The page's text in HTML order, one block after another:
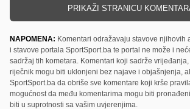
PRIKAŽI STRANICU
NAPOMENA: Komentari odražavaju stavove njihovih
i stavove portala SportSport.ba te portal ne može i
sadržaj tih kometara. Komentari koji sadrže
riječnik mogu biti uklonjeni bez najave i objašnjenja,
SportSport.ba da obriše sve komentare koji krše
mogućnost da među komentarima mogu biti
biti u suprotnosti sa vašim uvjerenjima.